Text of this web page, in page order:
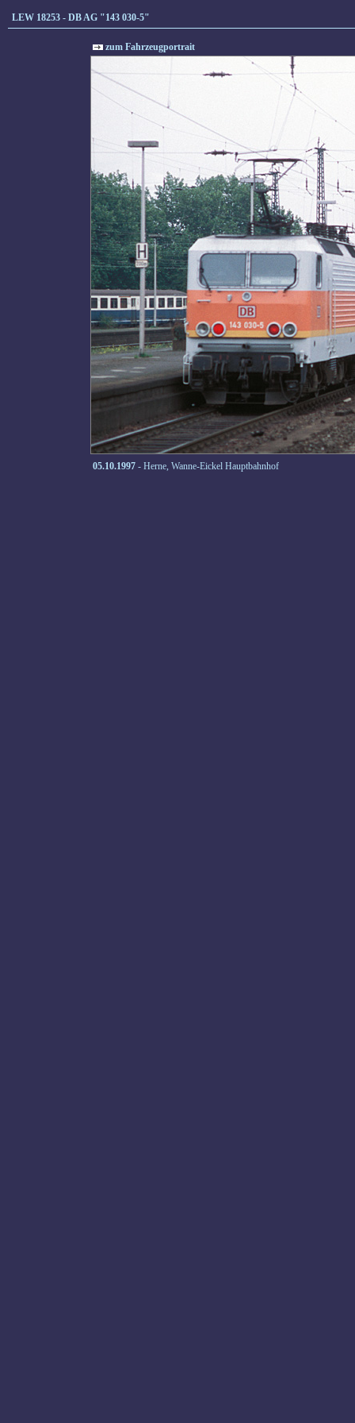
LEW 18253 - DB AG "143 030-5"
zum Fahrzeugportrait
05.10.1997 - Herne, Wanne-Eickel Hauptbahnhof